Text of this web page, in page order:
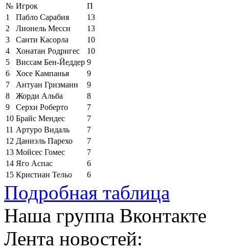
№ Игрок
П
1
Пабло Сарабия
13
2
Лионель Месси
13
3
Санти Касорла
10
4
Хонатан Родригес
10
5
Виссам Бен-Йеддер 9
6
Хосе Кампанья
9
7
Антуан Гризманн
9
8
Жорди Альба
8
9
Серхи Роберто
7
10 Брайс Мендес
7
11 Артуро Видаль
7
12 Даниэль Парехо
7
13 Мойсес Гомес
7
14 Яго Аспас
6
15 Кристиан Тельо 6
Подробная таблица
Наша группа Вконтакте
Лента новостей: